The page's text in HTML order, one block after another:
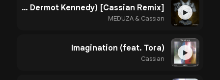
▶
Paradise (feat. Dermot Kennedy) [Cassian Remix]
MEDUZA & Cassian
▶
Imagination (feat. Tora)
Cassian